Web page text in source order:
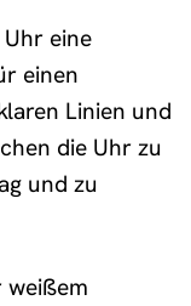
eine
einen
Linien und
die Uhr zu
und zu
weißem